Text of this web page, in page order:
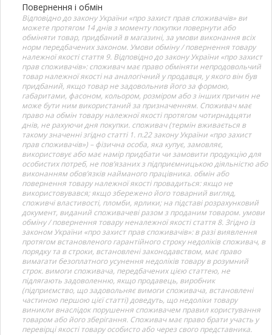
Повернення і обмін
Відповідно до закону України «про захист прав споживачів» ви
можете протягом 14 днів з моменту покупки повернути або
обміняти товар, придбаний в магазині, за умови виконання всіх
норм передбачених законом. Умови обміну / повернення товару
належної якості стаття 9. Відповідно до закону України «про захист
прав споживачів»: споживач має право обміняти непродовольчий
товар належної якості на аналогічний у продавця, у якого він був
придбаний, якщо товар не задовольнив його за формою,
габаритами, фасоном, кольором, розміром або з інших причин не
може бути ним використаний за призначенням. Споживач має
право на обмін товару належної якості протягом чотирнадцяти
днів, не рахуючи дня покупки. споживач (термін вживається в
такому значенні згідно статті 1. п.22 закону України «про захист
прав споживачів») – фізична особа, яка купує, замовляє,
використовує або має намір придбати чи замовити продукцію для
особистих потреб, не пов’язаних з підприємницькою діяльністю або
виконанням обов’язків найманого працівника. обмін або
повернення товару належної якості провадиться: якщо не
використовувався; якщо збережено його товарний вигляд,
споживчі властивості, пломби, ярлики; на підставі розрахунковий
документ, виданий споживачеві разом з проданим товаром. умови
обміну / повернення товару неналежної якості стаття 8. Згідно із
законом України «про захист прав споживачів»: в разі виявлення
протягом встановленого гарантійного строку недоліків споживач, в
порядку та в строки, встановлені законодавством, має право
вимагати безоплатного усунення недоліків товару в розумний
строк. вимоги споживача, передбачених цією статтею, не
підлягають задоволенню, якщо продавець, виробник
(підприємство, що задовольняє вимоги споживача, встановлені
частиною першою цієї статті) доведуть, що недоліки товару
виникли внаслідок порушення споживачем правил користування
товаром або його зберігання. Споживач має право брати участь у
перевірці якості товару особисто або через свого представника.